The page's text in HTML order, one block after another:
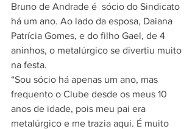
Bruno de Andrade é  sócio do Sindicato
há um ano. Ao lado da esposa, Daiana
Patrícia Gomes, e do filho Gael, de 4
aninhos, o metalúrgico se divertiu muito
na festa.
“Sou sócio há apenas um ano, mas
frequento o Clube desde os meus 10
anos de idade, pois meu pai era
metalúrgico e me trazia aqui. É muito